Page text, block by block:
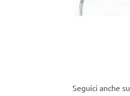
Seguici anche su